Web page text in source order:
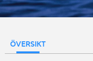
ÖVERSIKT